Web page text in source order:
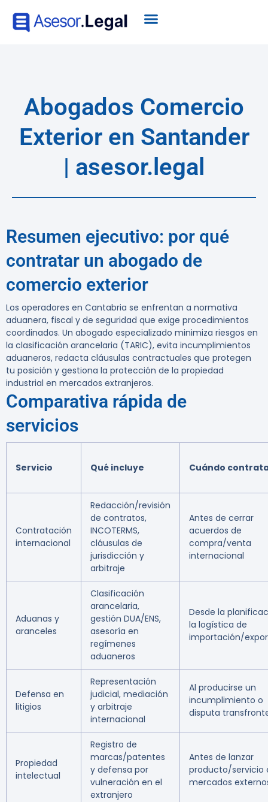
Abogados Comercio
Exterior en Santander
| asesor.legal
Resumen ejecutivo: por qué
contratar un abogado de
comercio exterior
Los operadores en Cantabria se enfrentan a normativa
aduanera, fiscal y de seguridad que exige procedimientos
coordinados. Un abogado especializado minimiza riesgos en
la clasificación arancelaria (TARIC), evita incumplimientos
aduaneros, redacta cláusulas contractuales que protegen
tu posición y gestiona la protección de la propiedad
industrial en mercados extranjeros.
Comparativa rápida de
servicios
Servicio Qué incluye Cuándo
Contratación
internacional
Redacción/revisión
de contratos,
INCOTERMS,
cláusulas de
jurisdicción y
arbitraje
Antes de cerrar
acuerdos de
compra/venta
internacional
Aduanas y
aranceles
Clasificación
arancelaria,
gestión DUA/ENS,
asesoría en
regímenes
aduaneros
Desde la
la logística de
importación/
Defensa en
litigios
Representación
judicial, mediación
y arbitraje
internacional
Al producirse un
incumplimiento o
disputa
Propiedad
intelectual
Registro de
marcas/patentes
y defensa por
vulneración en el
extranjero
Antes de lanzar
producto/servicio
mercados